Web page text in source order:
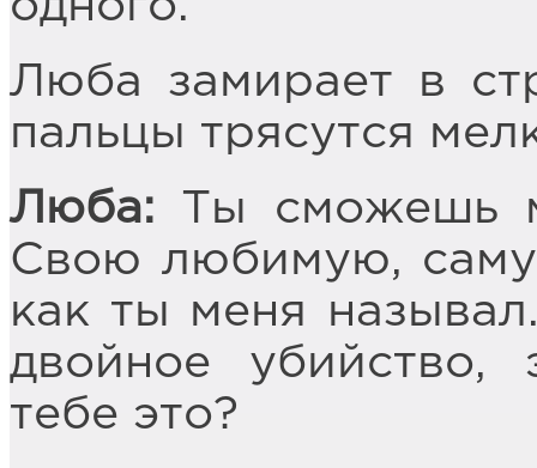
Люба замирает в
пальцы трясутся
Люба: Ты сможешь
Свою любимую,
как ты меня
двойное убийство,
тебе это?